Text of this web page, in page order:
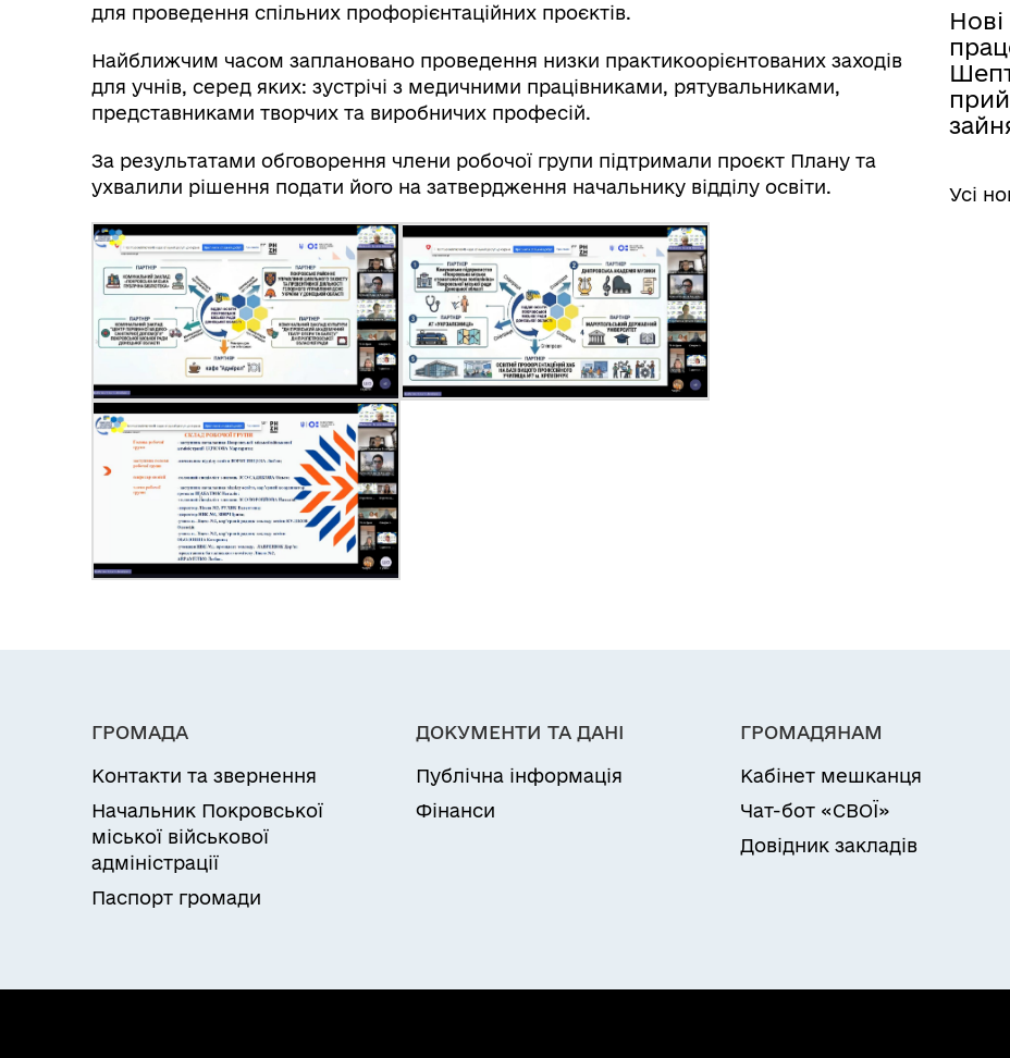
для проведення спільних профорієнтаційних проєктів.
Найближчим часом заплановано проведення низки практикоорієнтованих заходів
для учнів, серед яких: зустрічі з медичними працівниками, рятувальниками,
представниками творчих та виробничих професій.
За результатами обговорення члени робочої групи підтримали проєкт Плану та
ухвалили рішення подати його на затвердження начальнику відділу освіти.
Усі
ГРОМАДА
Контакти та звернення
Начальник Покровської
міської військової
адміністрації
Паспорт громади
ДОКУМЕНТИ ТА ДАНІ
Публічна інформація
Фінанси
ГРОМАДЯНАМ
Кабінет мешканця
Чат-бот «СВОЇ»
Довідник закладів